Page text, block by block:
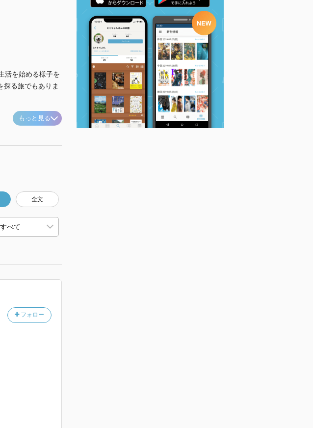
活を始める様子を
探る旅でもありま
もっと見る
全文
フォロー